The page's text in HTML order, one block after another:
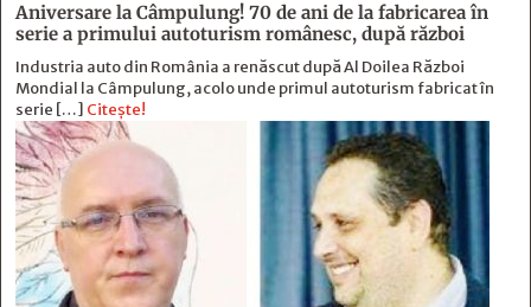
Aniversare la Câmpulung! 70 de ani de la fabricarea în
serie a primului autoturism românesc, după război
Industria auto din România a renăscut după Al Doilea Război
Mondial la Câmpulung, acolo unde primul autoturism fabricat în
serie […] Citește!